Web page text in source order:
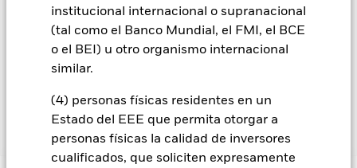
institucional internacional o supranacional
(tal como el Banco Mundial, el FMI, el BCE
o el BEI) u otro organismo internacional
similar.
(4) personas físicas residentes en un
Estado del EEE que permita otorgar a
personas físicas la calidad de inversores
cualificados, que soliciten expresamente
listado de todas las clases de acciones del fondo: las clases de
acciones con cobertura de divisas se identifican mediante la
completo de todas las clases de acciones con cobertura de
divisas está disponible mediante solicitud a la sociedad
Mostrar menos
iShares STOXX USA Equity Multifactor UCITS ETF